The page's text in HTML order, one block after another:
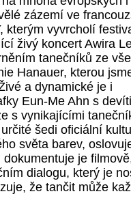
zázemí ve
kterým vyvrcholí
živý koncert Awira
tanečníků ze
Hanauer, kterou
a dynamické je i
Eun-Me Ahn s devíti
s vynikajícími
šedi oficiální
světa barev,
je
dialogu, který je
že tančit může